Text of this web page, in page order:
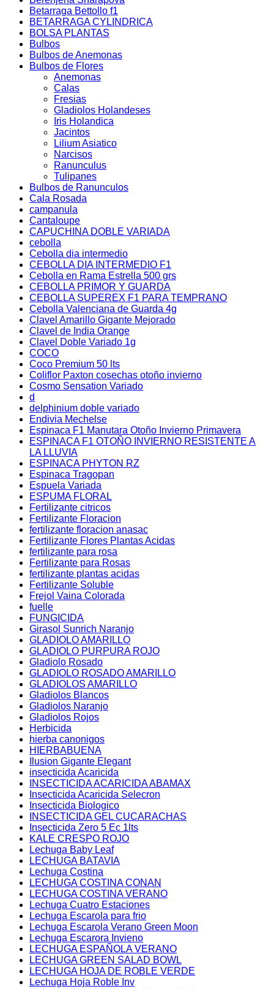
Betarraga Bettollo f1
BETARRAGA CYLINDRICA
BOLSA PLANTAS
Bulbos
Bulbos de Anemonas
Bulbos de Flores
Anemonas
Calas
Fresias
Gladiolos Holandeses
Iris Holandica
Jacintos
Lilium Asiatico
Narcisos
Ranunculus
Tulipanes
Bulbos de Ranunculos
Cala Rosada
campanula
Cantaloupe
CAPUCHINA DOBLE VARIADA
cebolla
Cebolla dia intermedio
CEBOLLA DIA INTERMEDIO F1
Cebolla en Rama Estrella 500 grs
CEBOLLA PRIMOR Y GUARDA
CEBOLLA SUPEREX F1 PARA TEMPRANO
Cebolla Valenciana de Guarda 4g
Clavel Amarillo Gigante Mejorado
Clavel de India Orange
Clavel Doble Variado 1g
COCO
Coco Premium 50 lts
Coliflor Paxton cosechas otoño invierno
Cosmo Sensation Variado
d
delphinium doble variado
Endivia Mechelse
Espinaca F1 Manutara Otoño Invierno Primavera
ESPINACA F1 OTOÑO INVIERNO RESISTENTE A
LA LLUVIA
ESPINACA PHYTON RZ
Espinaca Tragopan
Espuela Variada
ESPUMA FLORAL
Fertilizante citricos
Fertilizante Floracion
fertilizante floracion anasac
Fertilizante Flores Plantas Acidas
fertilizante para rosa
Fertilizante para Rosas
fertilizante plantas acidas
Fertilizante Soluble
Frejol Vaina Colorada
fuelle
FUNGICIDA
Girasol Sunrich Naranjo
GLADIOLO AMARILLO
GLADIOLO PURPURA ROJO
Gladiolo Rosado
GLADIOLO ROSADO AMARILLO
GLADIOLOS AMARILLO
Gladiolos Blancos
Gladiolos Naranjo
Gladiolos Rojos
Herbicida
hierba canonigos
HIERBABUENA
Ilusion Gigante Elegant
insecticida Acaricida
INSECTICIDA ACARICIDA ABAMAX
Insecticida Acaricida Selecron
Insecticida Biologico
INSECTICIDA GEL CUCARACHAS
Insecticida Zero 5 Ec 1lts
KALE CRESPO ROJO
Lechuga Baby Leaf
LECHUGA BATAVIA
Lechuga Costina
LECHUGA COSTINA CONAN
LECHUGA COSTINA VERANO
Lechuga Cuatro Estaciones
Lechuga Escarola para frio
Lechuga Escarola Verano Green Moon
Lechuga Escarora Invieno
LECHUGA ESPAÑOLA VERANO
LECHUGA GREEN SALAD BOWL
LECHUGA HOJA DE ROBLE VERDE
Lechuga Hoja Roble Inv